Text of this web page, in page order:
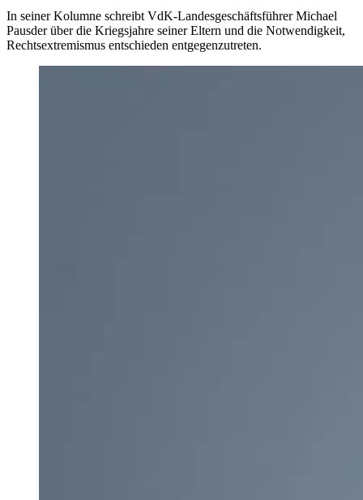
In seiner Kolumne schreibt VdK-Landesgeschäftsführer Michael
Pausder über die Kriegsjahre seiner Eltern und die Notwendigkeit,
Rechtsextremismus entschieden entgegenzutreten.